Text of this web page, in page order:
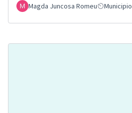
Magda Juncosa Romeu
Municipio